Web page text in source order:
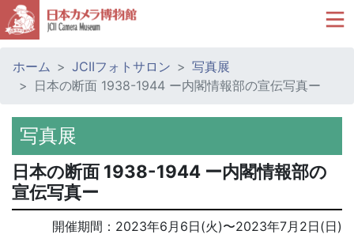
ホーム JCIIフォトサロン
写真展
日本の断面 1938-1944 ー内閣情報部の宣伝写真ー
写真展
日本の断面 1938-1944 ー内閣情報部の
宣伝写真ー
開催期間： 2023年6月6日(火)〜2023年7月2日(日)